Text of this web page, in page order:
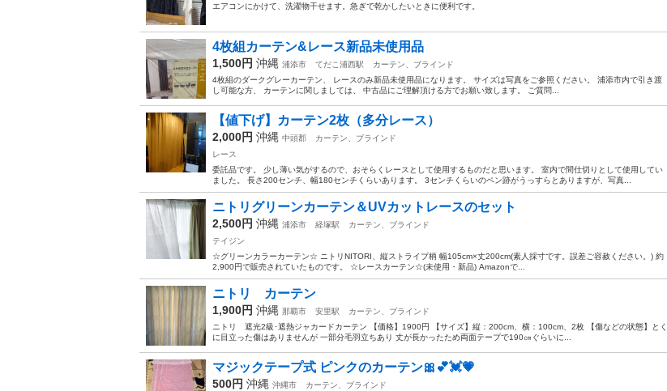
エアコンにかけて、洗濯物干せます。急ぎで乾かしたいときに便利です。
4枚組カーテン&レース新品未使用品
1,500円 沖縄 浦添市 てだこ浦西駅
カーテン、ブラインド
4枚組のダークグレーカーテン、 レースのみ新品未使用品になります。 サイズは写真をご参照ください。 浦添市内で引き渡
し可能な方、 カーテンに関しましては、 中古品にご理解頂ける方でお願い致します。 ご質問...
【値下げ】カーテン2枚（多分レース）
2,000円 沖縄 中頭郡
カーテン、ブラインド
レース
委託品です。 少し薄い気がするので、おそらくレースとして使用するものだと思います。 室内で間仕切りとして使用してい
ました。 長さ200センチ、幅180センチくらいあります。 3センチくらいのペン跡がうっすらとありますが、写真...
ニトリグリーンカーテン＆UVカットレースのセット
2,500円 沖縄 浦添市 経塚駅
カーテン、ブラインド
テイジン
☆グリーンカラーカーテン☆ ニトリNITORI、縦ストライプ柄 幅105cm×丈200cm(素人採寸です。誤差ご容赦ください。) 約
2,900円で販売されていたものです。 ☆レースカーテン☆(未使用・新品) Amazonで...
ニトリ カーテン
1,900円 沖縄 那覇市 安里駅
カーテン、ブラインド
ニトリ 遮光2級･遮熱ジャカードカーテン 【価格】1900円 【サイズ】縦：200cm、横：100cm、2枚 【傷などの状態】とく
に目立った傷はありませんが 一部分毛羽立ちあり 丈が長かったため両面テープで190㎝ぐらいに...
マジックテープ式 ピンクのカーテン🎀💕💓💗
500円 沖縄 沖縄市
カーテン、ブラインド